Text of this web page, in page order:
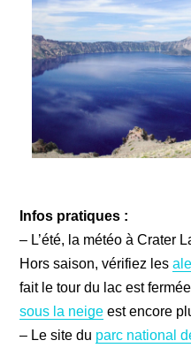
Infos pratiques :
– L’été, la météo à Crater
Hors saison, vérifiez les
fait le tour du lac est
sous la neige est encore
– Le site du parc national